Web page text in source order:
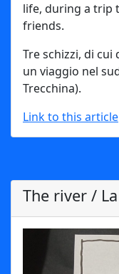
life, during a trip
friends.
Tre schizzi, di
un viaggio nel
Trecchina).
Link to this article
The river /